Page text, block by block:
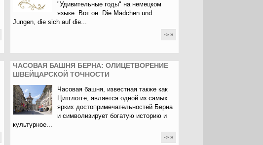
"Удивительные годы" на немецком
языке. Вот он: Die Mädchen und
Jungen, die sich auf die...
-> »
ЧАСОВАЯ БАШНЯ БЕРНА: ОЛИЦЕТВОРЕНИЕ
ШВЕЙЦАРСКОЙ ТОЧНОСТИ
Часовая башня, известная также как
Цитглогге, является одной из самых
ярких достопримечательностей Берна
и символизирует богатую историю и
культурное...
-> »